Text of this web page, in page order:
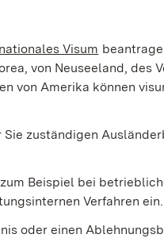
nationales Visum
von Neuseeland, des
von Amerika können
zuständigen
Beispiel bei
Verfahren ein.
oder einen